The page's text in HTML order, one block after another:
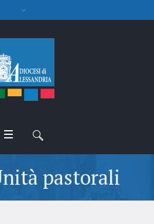
pastorali